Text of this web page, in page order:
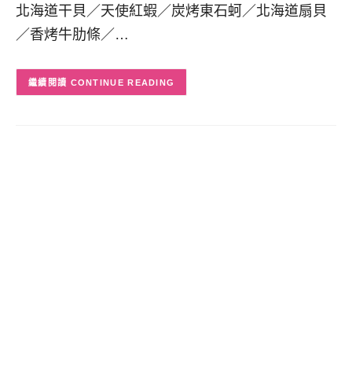
北海道干貝／天使紅蝦／炭烤東石蚵／北海道扇貝
／香烤牛肋條／…
CONTINUE READING